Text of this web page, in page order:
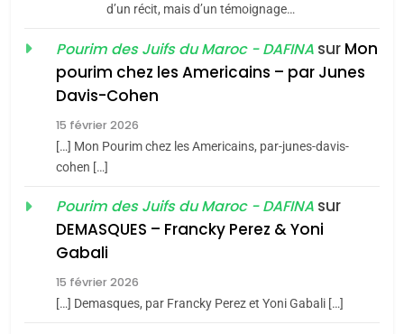
JUDAISME
Maroc : Les amandes de
Tafraout, le miel de Tadla
du terroir
Oeil ravageur – Vanessa
De Loya Stauber
«Tu dis génocide, je dis
d’un récit, mais d’un témoignage…
Pourim des Juifs du Maroc - DAFINA sur Mon
pourim chez les Americains – par Junes
Davis-Cohen
15 février 2026
[…] Mon Pourim chez les Americains, par-junes-davis-
cohen […]
Pourim des Juifs du Maroc - DAFINA sur
DEMASQUES – Francky Perez & Yoni
Gabali
15 février 2026
[…] Demasques, par Francky Perez et Yoni Gabali […]
meurtrière selon le rapport